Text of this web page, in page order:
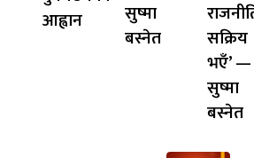
आह्वान
सुष्मा
बस्नेत
सक्रिय
भएँ’ —
सुष्मा
बस्नेत